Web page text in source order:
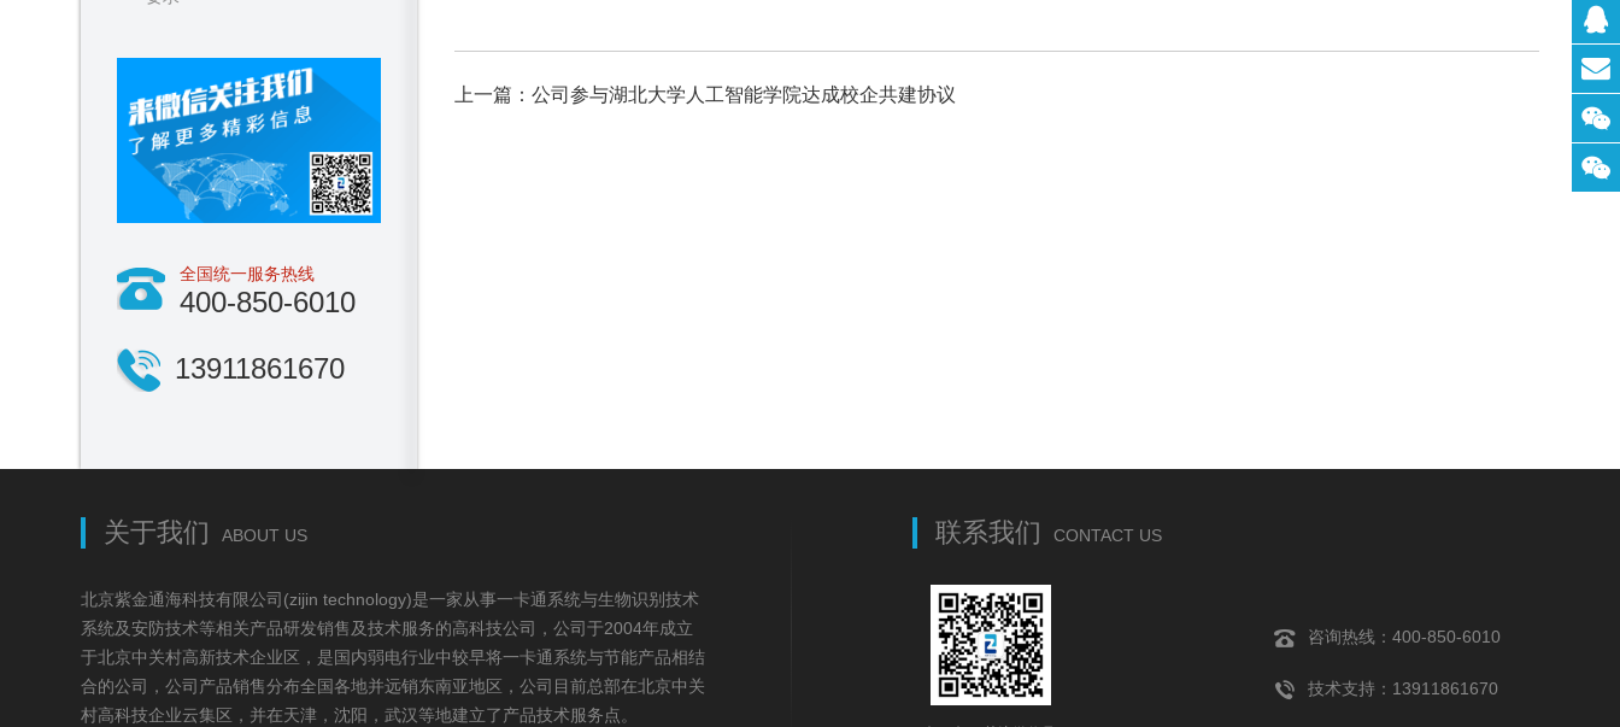
全国统一服务热线
400-850-6010
13911861670
上一篇：公司参与湖北大学人工智能学院达成校企共建协议
关于我们 ABOUT US
北京紫金通海科技有限公司(zijin technology)是一家从事一卡通系统与生物识别技术
系统及安防技术等相关产品研发销售及技术服务的高科技公司，公司于2004年成立
于北京中关村高新技术企业区，是国内弱电行业中较早将一卡通系统与节能产品相结
合的公司，公司产品销售分布全国各地并远销东南亚地区，公司目前总部在北京中关
村高科技企业云集区，并在天津，沈阳，武汉等地建立了产品技术服务点。
联系我们 CONTACT US
咨询热线：400-850-6010
技术支持：13911861670
联系
QQ：
联系
邮